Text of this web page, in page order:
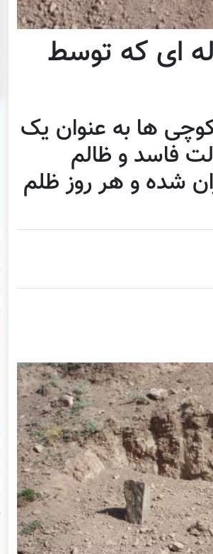
ای که توسط
ها به عنوان یک
فاسد و ظالم
شده و هر روز ظلم